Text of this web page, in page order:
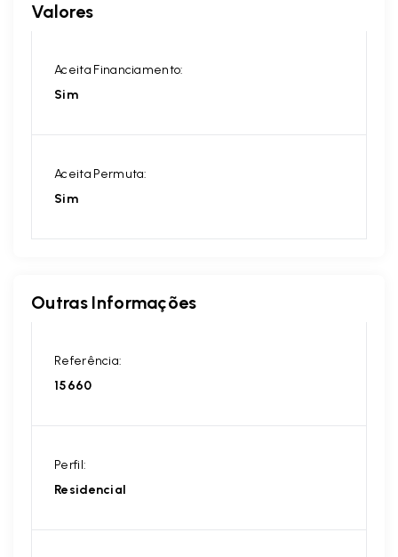
Valores
Aceita Financiamento:
Sim
Aceita Permuta:
Sim
Outras Informações
Referência:
15660
Perfil:
Residencial